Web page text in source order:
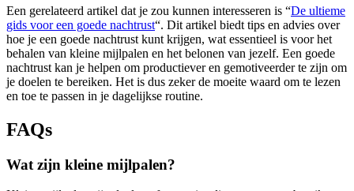
Een gerelateerd artikel dat je zou kunnen interesseren is “De ultieme
gids voor een goede nachtrust“. Dit artikel biedt tips en advies over
hoe je een goede nachtrust kunt krijgen, wat essentieel is voor het
behalen van kleine mijlpalen en het belonen van jezelf. Een goede
nachtrust kan je helpen om productiever en gemotiveerder te zijn om
je doelen te bereiken. Het is dus zeker de moeite waard om te lezen
en toe te passen in je dagelijkse routine.
FAQs
Wat zijn kleine mijlpalen?